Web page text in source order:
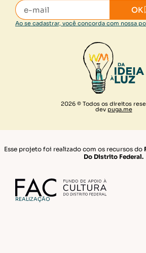
2026 © Todos os direitos
dev puga.me
OK
Ao se cadastrar, você concorda com nossa
Esse projeto foi realizado com os recursos do
Do Distrito Federal.
REALIZAÇÃO